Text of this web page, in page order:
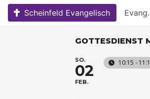
Skip
Scheinfeld Evangelisch
GOTTESDIENST
SO.
02
FEB.
10:15 -